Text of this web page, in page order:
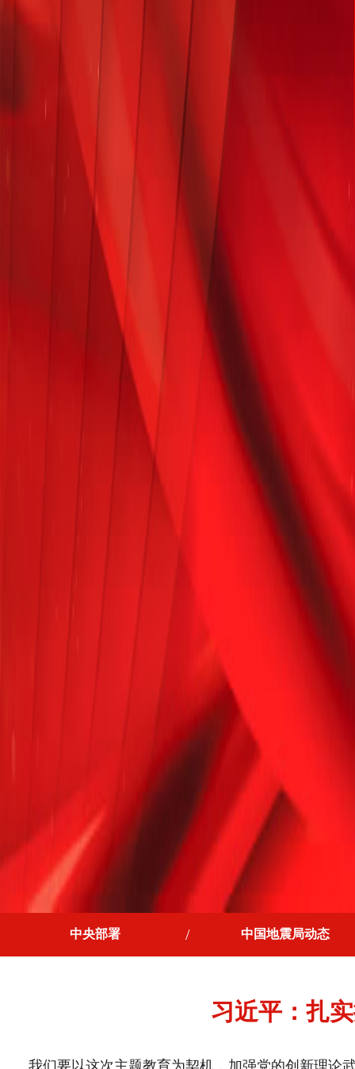
中央部署 中国地震局动态
习近平：扎
我们要以这次主题教育为契机，加强党的创新理论